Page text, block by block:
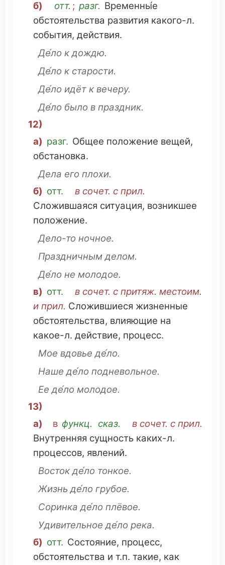
б) отт. ; разг. Временны́е
обстоятельства развития какого-л.
события, действия.
Де́ло кдождю.
Де́ло к старости.
Де́ло идёт к вечеру.
Де́ло было в праздник.
12)
а) разг. Общее положение вещей,
обстановка.
Дела его плохи.
б) отт.
в сочет. с прил.
Сложившаяся ситуация, возникшее
положение.
Дело-то ночное.
Праздничнымделом.
Де́ло не молодое.
в) отт.
в сочет. с притяж. местоим.
и прил. Сложившиеся жизненные
обстоятельства, влияющие на
какое-л. действие, процесс.
Мое вдовье де́ло.
Наше де́ло подневольное.
Ее де́ло молодое.
13)
а)
в функц. сказ.
в сочет. с прил.
Внутренняя сущность каких-л.
процессов, явлений.
Востокде́ло тонкое.
Жизнь де́ло грубое.
Соринка де́ло плёвое.
Удивительное де́ло река.
б) отт. Состояние, процесс,
обстоятельства и т.п. такие, как